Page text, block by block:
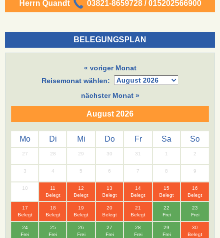
Herrn Quandt 03821-8659728 / 015202566900
BELEGUNGSPLAN
« voriger Monat
Reisemonat wählen:
nächster Monat »
August 2026
Mo Di Mi Do Fr Sa So
27 28 29 30 31 1 2
3 4 5 6 7 8 9
10
11
Belegt
12
Belegt
13
Belegt
14
Belegt
15
Belegt
16
Belegt
17
Belegt
18
Belegt
19
Belegt
20
Belegt
21
Belegt
22
Frei
23
Frei
24
Frei
25
Frei
26
Frei
27
Frei
28
Frei
29
Frei
30
Belegt